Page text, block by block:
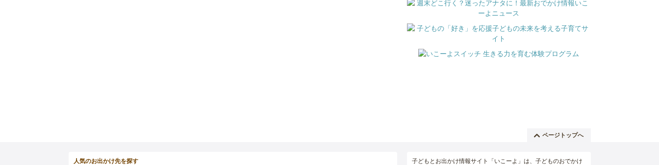
ページトップへ
人気のお出かけ先を探す
子どもとお出かけ情報サイト「いこーよ」は、子どものおでかけ